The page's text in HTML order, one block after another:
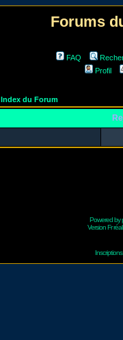
Forums
FAQ
Profil
du Forum
Powered by
Version Fr